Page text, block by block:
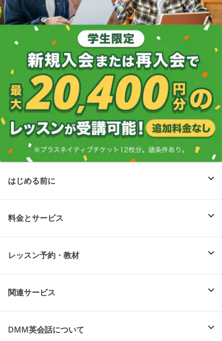
はじめる前に
料金とサービス
レッスン予約・教材
関連サービス
DMM英会話について